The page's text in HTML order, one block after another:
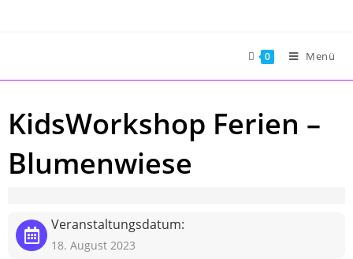
0 Menü
KidsWorkshop Ferien –
Blumenwiese
Veranstaltungsdatum:
18. August 2023